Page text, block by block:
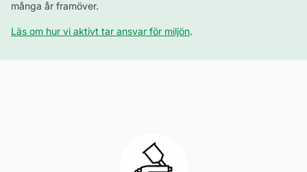
många år framöver.
Läs om hur vi aktivt tar ansvar för miljön.